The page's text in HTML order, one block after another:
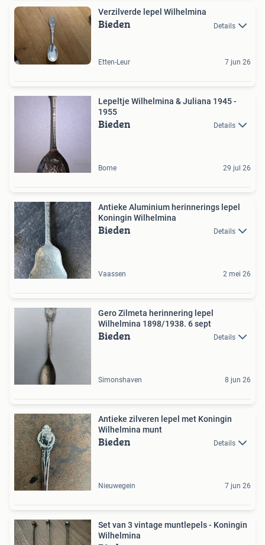
Verzilverde lepel Wilhelmina
Bieden Details
Etten-Leur 7 jun 26
Lepeltje Wilhelmina & Juliana 1945 -
1955
Bieden Details
Borne 29 jul 26
Antieke Aluminium herinnerings lepel
Koningin Wilhelmina
Bieden Details
Vaassen 2 mei 26
Gero Zilmeta herinnering lepel
Wilhelmina 1898/1938. 6 sept
Bieden Details
Simonshaven 8 jun 26
Antieke zilveren lepel met Koningin
Wilhelmina munt
Bieden Details
Nieuwegein 7 jun 26
Set van 3 vintage muntlepels - Koningin
Wilhelmina